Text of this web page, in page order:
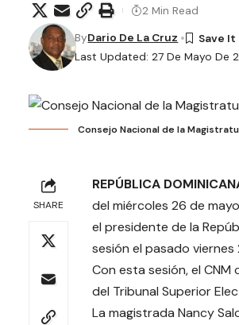
Last Updated: 27 De Mayo De
ByDario De La Cruz
2 Min Read
Consejo Nacional de la
SHARE
REPÚBLICA
del miércoles 26 de
el presidente de la
sesión el pasado viernes
Con esta sesión, el
del Tribunal Superior
La magistrada Nancy